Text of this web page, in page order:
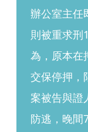
辦公室主任
則被重求刑
為，原本在
交保停押，
案被告與證
防逃，晚間